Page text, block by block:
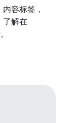
容标签，
了解在